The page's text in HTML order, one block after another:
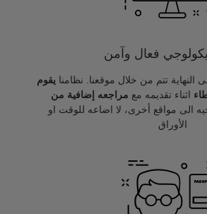
فعال وآمن
النهاية تتم من خلال موقعنا. نظامنا يقوم
اثناء تقديمه مع مراجعه إضافية من
الى مواقع أخرى، لا اضاعه للوقت او
الأوراق